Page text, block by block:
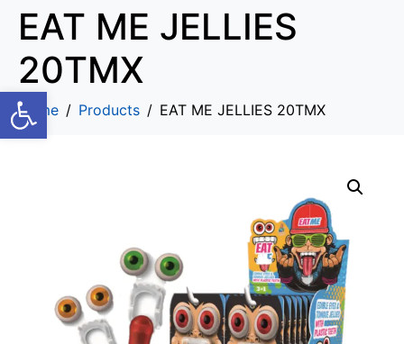
Ανοίξτε τη γραμμή εργαλείων
EAT ME JELLIES
20TMX
Home Products EAT ME JELLIES 20TMX